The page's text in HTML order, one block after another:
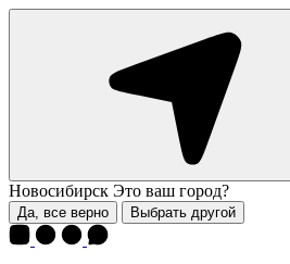
Новосибирск Это ваш город?
Да, все верно Выбрать другой